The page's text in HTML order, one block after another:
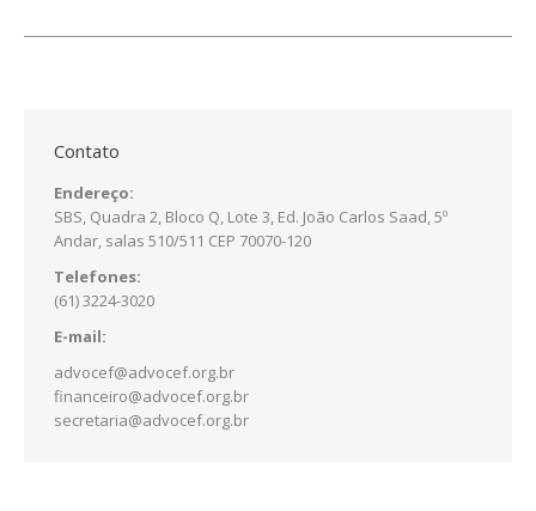
Contato
Endereço:
SBS, Quadra 2, Bloco Q, Lote 3, Ed. João Carlos Saad, 5º
Andar, salas 510/511 CEP 70070-120
Telefones:
(61) 3224-3020
E-mail:
advocef@advocef.org.br
financeiro@advocef.org.br
secretaria@advocef.org.br